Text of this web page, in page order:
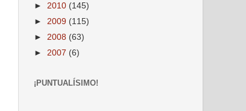
► 2010 (145)
► 2009 (115)
► 2008 (63)
► 2007 (6)
¡PUNTUALÍSIMO!